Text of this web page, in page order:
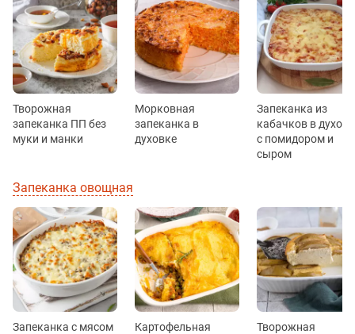
Творожная
запеканка ПП без
муки и манки
Морковная
запеканка в
духовке
Запеканка из
кабачков в
с помидором и
сыром
Запеканка овощная
Запеканка с мясом
Картофельная
Творожная